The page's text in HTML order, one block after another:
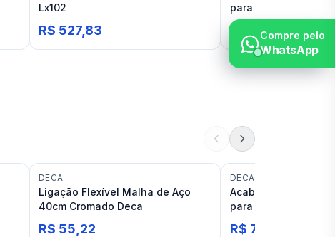
Lx102
R$ 527,83
para Banheiro
Cromada
R$ 595,02
DECA
Ligação Flexível Malha de Aço
40cm Cromado Deca
R$ 55,22
DECA
Acabamento Deca
para Registro
R$ 70,71
Compre pelo
WhatsApp